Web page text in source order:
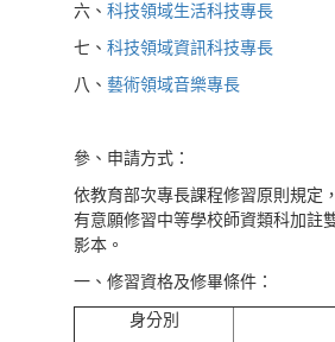
六、 科技領域生活科技專長
七、 科技領域資訊科技專長
八、 藝術領域音樂專長
參、申請方式：
依教育部次專長課程修習原則規定
有意願修習中等學校師資類科加註
影本。
一、修習資格及修畢條件：
身分別